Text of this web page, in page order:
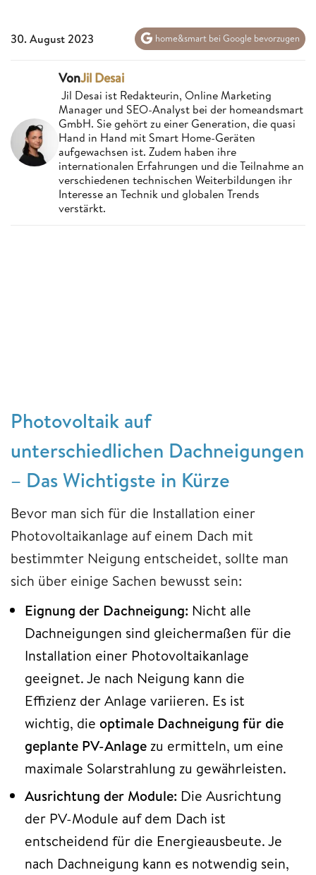
30. August 2023 home&smart bei Google bevorzugen
VonJil Desai
Jil Desai ist Redakteurin, Online Marketing
Manager und SEO-Analyst bei der homeandsmart
GmbH. Sie gehört zu einer Generation, die quasi
Hand in Hand mit Smart Home-Geräten
aufgewachsen ist. Zudem haben ihre
internationalen Erfahrungen und die Teilnahme an
verschiedenen technischen Weiterbildungen ihr
Interesse an Technik und globalen Trends
verstärkt.
Photovoltaik auf
unterschiedlichen Dachneigungen
– Das Wichtigste in Kürze
Bevor man sich für die Installation einer
Photovoltaikanlage auf einem Dach mit
bestimmter Neigung entscheidet, sollte man
sich über einige Sachen bewusst sein:
Eignung der Dachneigung: Nicht alle
Dachneigungen sind gleichermaßen für die
Installation einer Photovoltaikanlage
geeignet. Je nach Neigung kann die
Effizienz der Anlage variieren. Es ist
wichtig, die optimale Dachneigung für die
geplante PV-Anlagezu ermitteln, um eine
maximale Solarstrahlung zu gewährleisten.
Ausrichtung der Module: Die Ausrichtung
der PV-Module auf dem Dach ist
entscheidend für die Energieausbeute. Je
nach Dachneigung kann es notwendig sein,